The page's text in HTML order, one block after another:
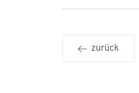
zurück